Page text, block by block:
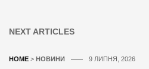
NEXT ARTICLES
HOME > НОВИНИ 9 ЛИПНЯ, 2026